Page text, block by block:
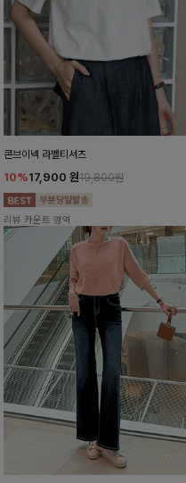
콘브이넥 라벨티셔츠
10%17,900 원19,800원
리뷰 카운트 영역